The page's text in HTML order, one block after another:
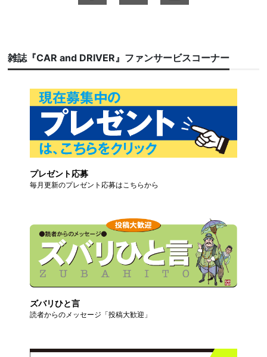
雑誌『CAR and DRIVER』ファンサービスコーナー
プレゼント応募
毎月更新のプレゼント応募はこちらから
ズバリひと言
読者からのメッセージ「投稿大歓迎」